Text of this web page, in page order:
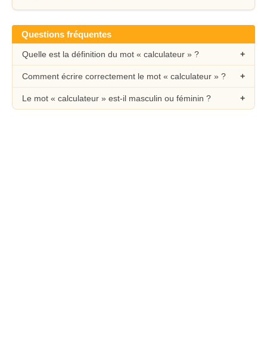
Questions fréquentes
Quelle est la définition du mot « calculateur » ?
Comment écrire correctement le mot « calculateur » ?
Le mot « calculateur » est-il masculin ou féminin ?